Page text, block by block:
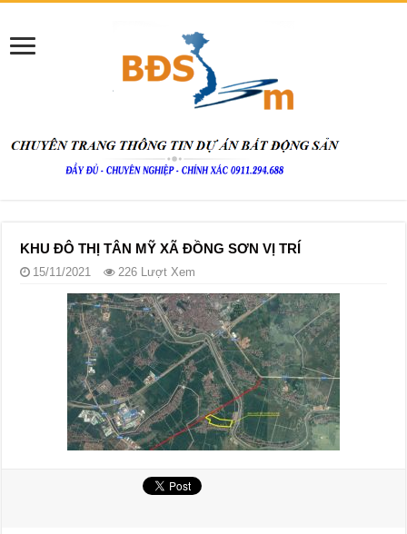
KHU ĐÔ THỊ TÂN MỸ XÃ ĐỒNG SƠN VỊ TRÍ
15/11/2021 226 Lượt Xem